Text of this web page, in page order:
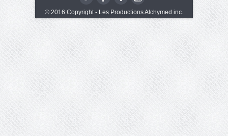
© 2016 Copyright - Les Productions Alchymed inc.